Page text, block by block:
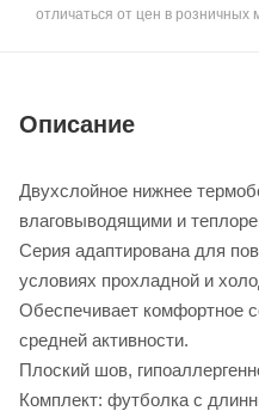
отличаться от цен в розничных
Описание
Двухслойное нижнее
влаговыводящими и
Серия адаптирована для
условиях прохладной и
Обеспечивает комфортное
средней активности.
Плоский шов,
Комплект: футболка с